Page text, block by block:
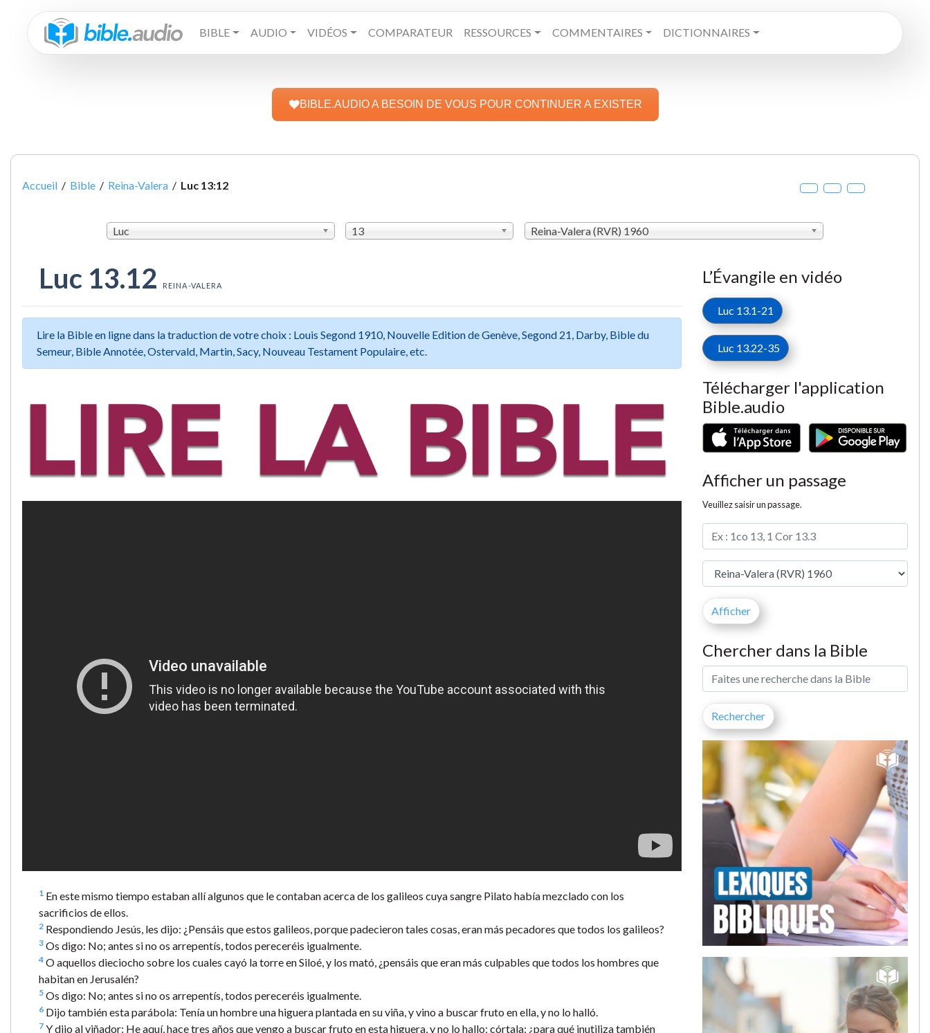
BIBLE AUDIO VIDÉOS COMPARATEUR RESSOURCES COMMENTAIRES DICTIONNAIRES
BIBLE.AUDIO A BESOIN DE VOUS POUR CONTINUER A EXISTER
Accueil / Bible / Reina-Valera / Luc 13:12
Luc 13 Reina-Valera (RVR) 1960
Luc 13.12 REINA-VALERA
Lire la Bible en ligne dans la traduction de votre choix : Louis Segond 1910, Nouvelle Edition de Genève, Segond 21, Darby, Bible du
Semeur, Bible Annotée, Ostervald, Martin, Sacy, Nouveau Testament Populaire, etc.
1 En este mismo tiempo estaban allí algunos que le contaban acerca de los galileos cuya sangre Pilato había mezclado con los
sacrificios de ellos.
2 Respondiendo Jesús, les dijo: ¿Pensáis que estos galileos, porque padecieron tales cosas, eran más pecadores que todos los galileos?
3 Os digo: No; antes si no os arrepentís, todos pereceréis igualmente.
4 O aquellos dieciocho sobre los cuales cayó la torre en Siloé, y los mató, ¿pensáis que eran más culpables que todos los hombres que
habitan en Jerusalén?
5 Os digo: No; antes si no os arrepentís, todos pereceréis igualmente.
6 Dijo también esta parábola: Tenía un hombre una higuera plantada en su viña, y vino a buscar fruto en ella, y no lo halló.
7 Y dijo al viñador: He aquí, hace tres años que vengo a buscar fruto en esta higuera, y no lo hallo; córtala; ¿para qué inutiliza también
L’Évangile en vidéo
Luc 13.1-21
Luc 13.22-35
Télécharger l'application
Bible.audio
Afficher un passage
Veuillez saisir un passage.
Chercher dans la Bible